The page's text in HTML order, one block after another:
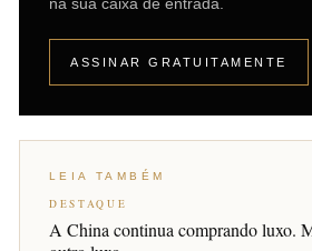
na sua caixa de entrada.
ASSINAR GRATUITAMENTE
LEIA TAMBÉM
DESTAQUE
A China continua comprando luxo.